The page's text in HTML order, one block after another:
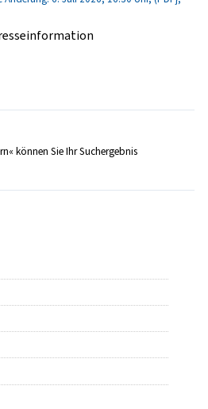
können Sie Ihr Suchergebnis